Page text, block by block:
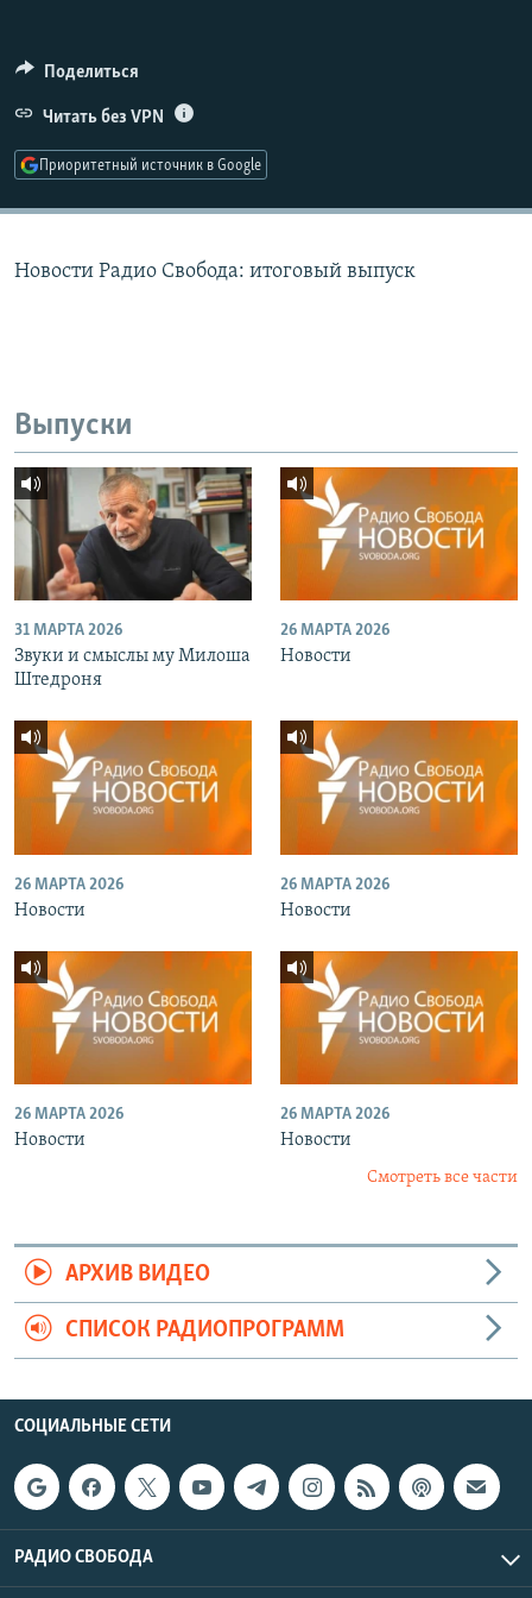
ПОДПИШИТЕСЬ НА РАССЫЛКУ
СОЦИАЛЬНЫЕ СЕТИ
Поделиться
Читать без VPN
Приоритетный источник в Google
Новости Радио Свобода: итоговый выпуск
Выпуски
31 МАРТА 2026
Звуки и смыслы му Милоша
Штедроня
26 МАРТА 2026
Новости
26 МАРТА 2026
Новости
26 МАРТА 2026
Новости
26 МАРТА 2026
Новости
26 МАРТА 2026
Новости
Смотреть все части
АРХИВ ВИДЕО
СПИСОК РАДИОПРОГРАММ
СОЦИАЛЬНЫЕ СЕТИ
РАДИО СВОБОДА